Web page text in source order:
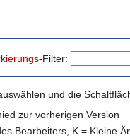
-Filter:
und die
zur vorherigen Version
Bearbeiters, K = Kleine